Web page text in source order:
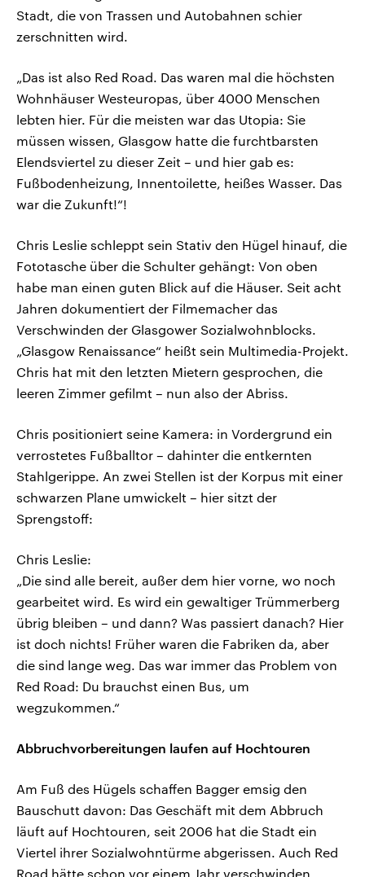
Stadt, die von Trassen und Autobahnen schier
zerschnitten wird.
„Das ist also Red Road. Das waren mal die höchsten
Wohnhäuser Westeuropas, über 4000 Menschen
lebten hier. Für die meisten war das Utopia: Sie
müssen wissen, Glasgow hatte die furchtbarsten
Elendsviertel zu dieser Zeit – und hier gab es:
Fußbodenheizung, Innentoilette, heißes Wasser. Das
war die Zukunft!“!
Chris Leslie schleppt sein Stativ den Hügel hinauf, die
Fototasche über die Schulter gehängt: Von oben
habe man einen guten Blick auf die Häuser. Seit acht
Jahren dokumentiert der Filmemacher das
Verschwinden der Glasgower Sozialwohnblocks.
„Glasgow Renaissance“ heißt sein Multimedia-Projekt.
Chris hat mit den letzten Mietern gesprochen, die
leeren Zimmer gefilmt – nun also der Abriss.
Chris positioniert seine Kamera: in Vordergrund ein
verrostetes Fußballtor – dahinter die entkernten
Stahlgerippe. An zwei Stellen ist der Korpus mit einer
schwarzen Plane umwickelt – hier sitzt der
Sprengstoff:
Chris Leslie:
„Die sind alle bereit, außer dem hier vorne, wo noch
gearbeitet wird. Es wird ein gewaltiger Trümmerberg
übrig bleiben – und dann? Was passiert danach? Hier
ist doch nichts! Früher waren die Fabriken da, aber
die sind lange weg. Das war immer das Problem von
Red Road: Du brauchst einen Bus, um
wegzukommen.“
Abbruchvorbereitungen laufen auf Hochtouren
Am Fuß des Hügels schaffen Bagger emsig den
Bauschutt davon: Das Geschäft mit dem Abbruch
läuft auf Hochtouren, seit 2006 hat die Stadt ein
Viertel ihrer Sozialwohntürme abgerissen. Auch Red
Road hätte schon vor einem Jahr verschwinden